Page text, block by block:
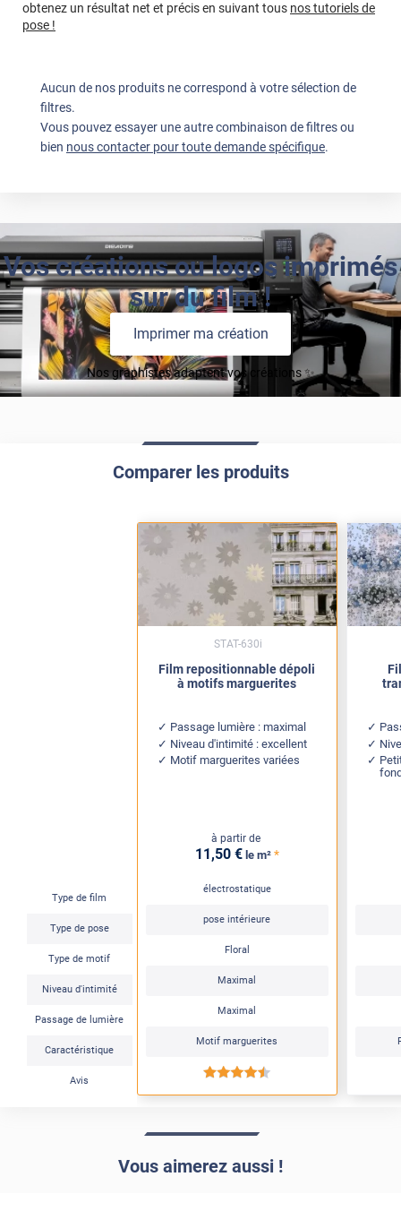
obtenez un résultat net et précis en suivant tous nos tutoriels de
pose !
Aucun de nos produits ne correspond à votre sélection de
filtres.
Vous pouvez essayer une autre combinaison de filtres ou
bien nous contacter pour toute demande spécifique.
Vos créations ou logos imprimés
sur du film !
Imprimer ma création
Nos graphistes adaptent vos créations ✨
Comparer les produits
Type de film
Type de pose
Type de motif
Niveau d'intimité
Passage de lumière
Caractéristique
Avis
Film repositionnable dépoli
à motifs marguerites
Passage lumière : maximal
Niveau d'intimité : excellent
Motif marguerites variées
à partir de
11,50 € le m² *
électrostatique
pose intérieure
Floral
Maximal
Maximal
Motif marguerites
*****
STAT-630i
Vous aimerez aussi !